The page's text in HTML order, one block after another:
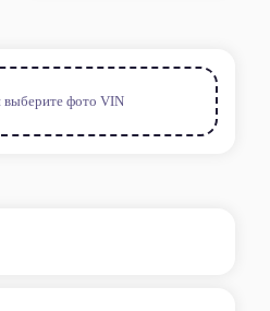
выберите фото VIN